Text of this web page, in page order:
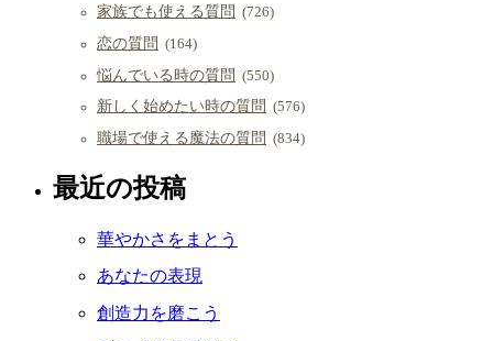
家族でも使える質問 (726)
恋の質問 (164)
悩んでいる時の質問 (550)
新しく始めたい時の質問 (576)
職場で使える魔法の質問 (834)
最近の投稿
華やかさをまとう
あなたの表現
創造力を磨こう